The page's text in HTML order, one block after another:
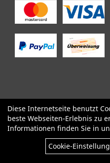
SALE Specialized Factor
Pinarello
OPEN Kids / BMX
Diese Internetseite benutzt
beste Webseiten-Erlebnis zu
Informationen finden Sie in
Cookie-